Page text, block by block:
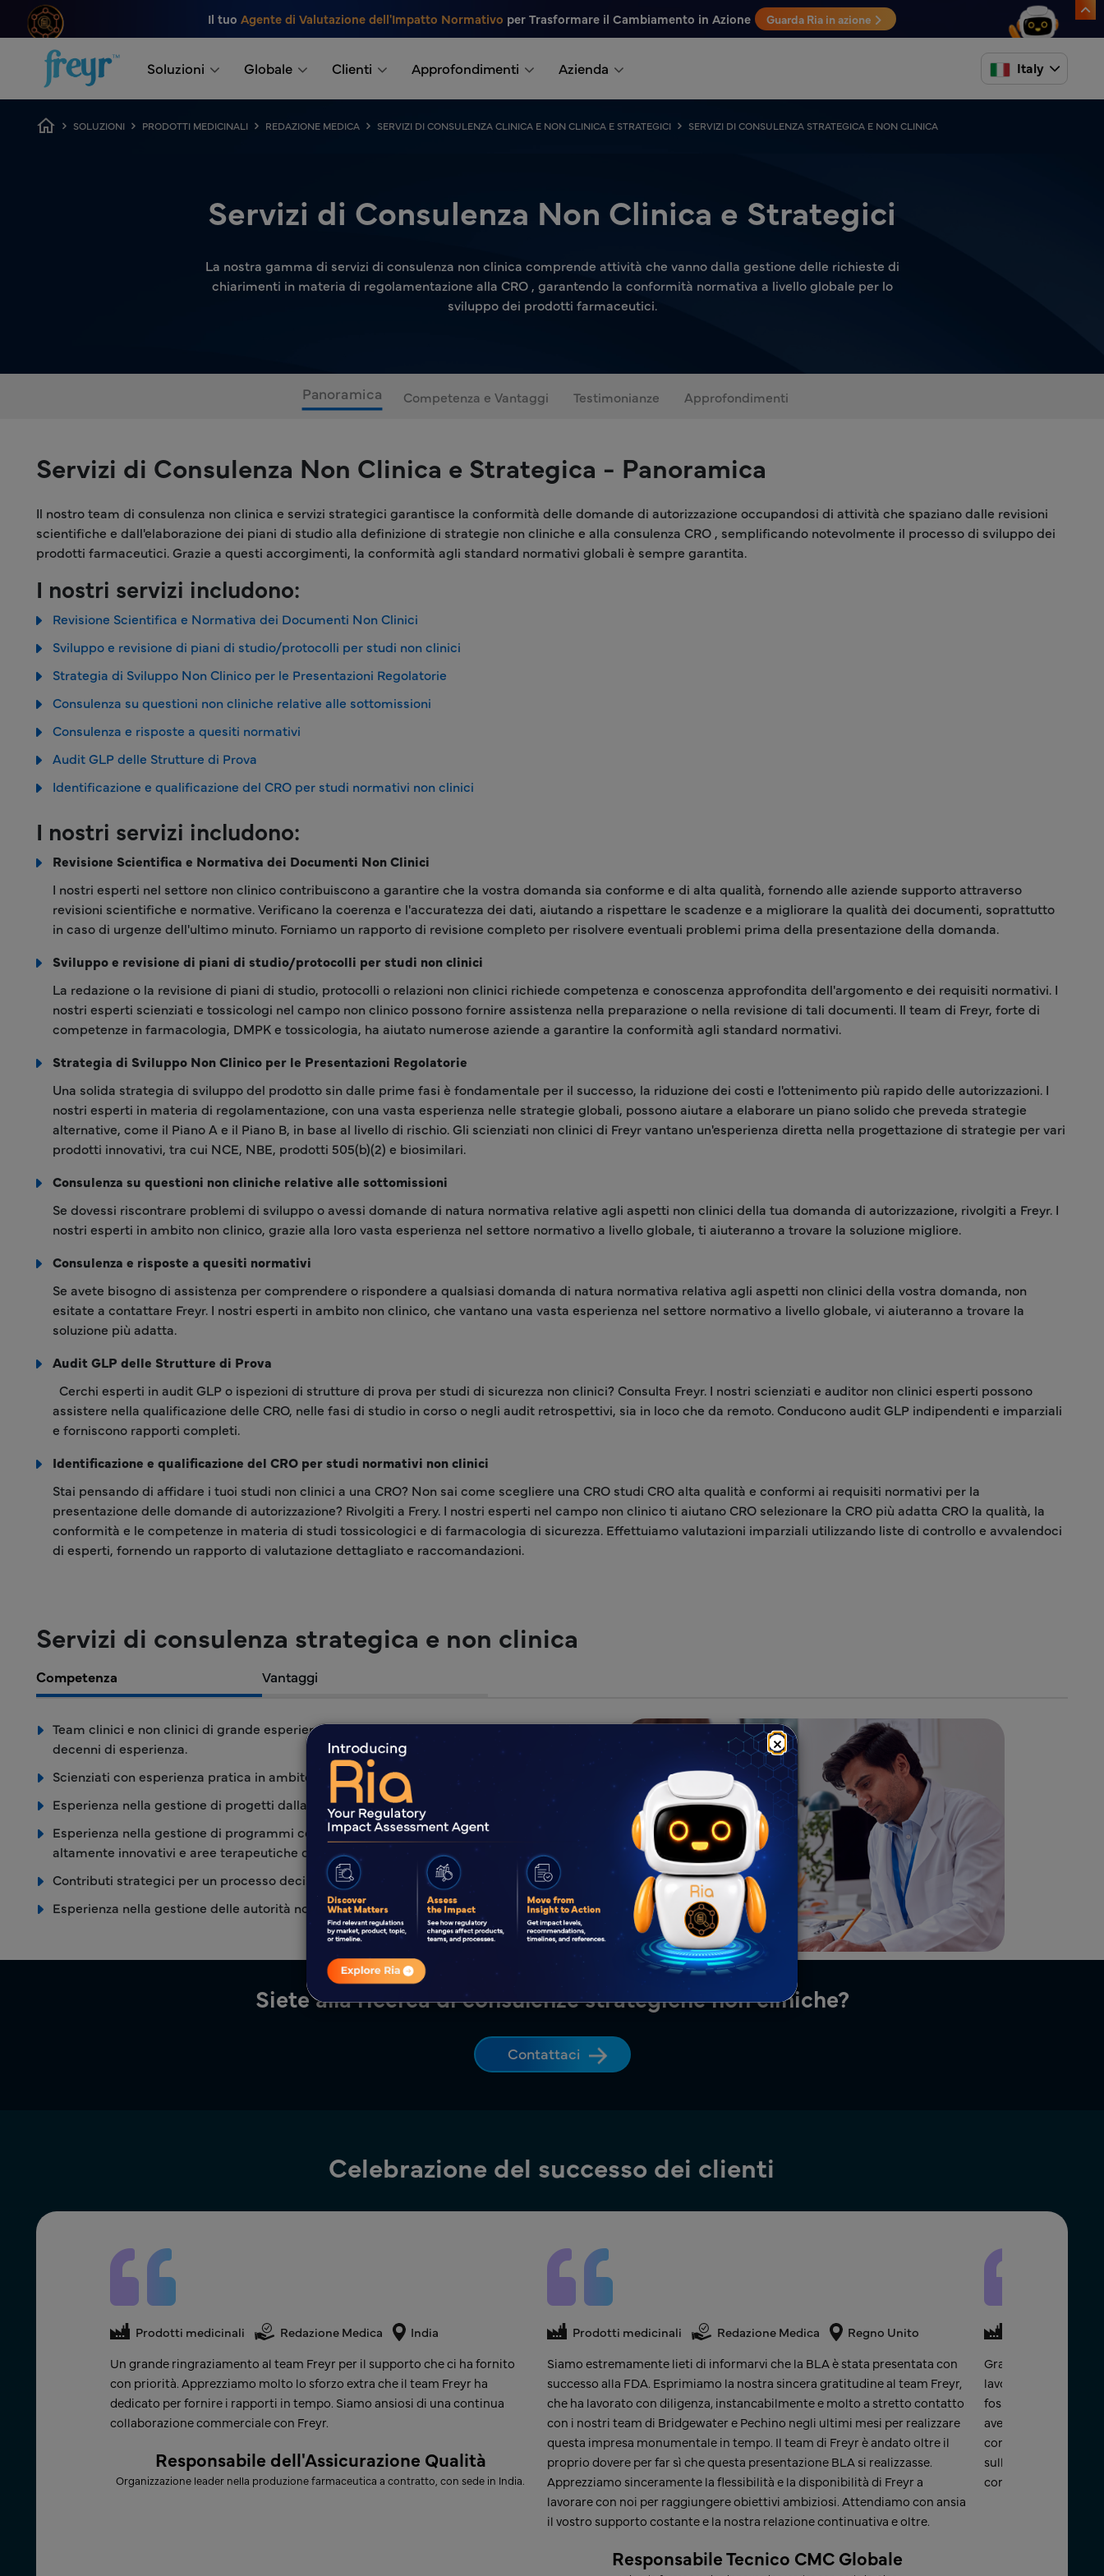
Salta al contenuto principale
×
Il tuo Agente di Valutazione dell'Impatto Normativo per Trasformare il Cambiamento in Azione Guarda Ria in azione
Soluzioni Globale Clienti Approfondimenti Azienda Italy
Breadcrumb
SOLUZIONI PRODOTTI MEDICINALI REDAZIONE MEDICA SERVIZI DI CONSULENZA CLINICA E NON CLINICA E STRATEGICI SERVIZI DI CONSULENZA STRATEGICA E NON CLINICA
Servizi di Consulenza Non Clinica e Strategici
La nostra gamma di servizi di consulenza non clinica comprende attività che vanno dalla gestione delle richieste di
chiarimenti in materia di regolamentazione alla CRO , garantendo la conformità normativa a livello globale per lo
sviluppo dei prodotti farmaceutici.
Panoramica Competenza e Vantaggi Testimonianze Approfondimenti
Servizi di Consulenza Non Clinica e Strategica - Panoramica
Il nostro team di consulenza non clinica e servizi strategici garantisce la conformità delle domande di autorizzazione occupandosi di attività che spaziano dalle revisioni
scientifiche e dall'elaborazione dei piani di studio alla definizione di strategie non cliniche e alla consulenza CRO , semplificando notevolmente il processo di sviluppo dei
prodotti farmaceutici. Grazie a questi accorgimenti, la conformità agli standard normativi globali è sempre garantita.
I nostri servizi includono:
Revisione Scientifica e Normativa dei Documenti Non Clinici
Sviluppo e revisione di piani di studio/protocolli per studi non clinici
Strategia di Sviluppo Non Clinico per le Presentazioni Regolatorie
Consulenza su questioni non cliniche relative alle sottomissioni
Consulenza e risposte a quesiti normativi
Audit GLP delle Strutture di Prova
Identificazione e qualificazione del CRO per studi normativi non clinici
I nostri servizi includono:
Revisione Scientifica e Normativa dei Documenti Non Clinici
I nostri esperti nel settore non clinico contribuiscono a garantire che la vostra domanda sia conforme e di alta qualità, fornendo alle aziende supporto attraverso
revisioni scientifiche e normative. Verificano la coerenza e l'accuratezza dei dati, aiutando a rispettare le scadenze e a migliorare la qualità dei documenti, soprattutto
in caso di urgenze dell'ultimo minuto. Forniamo un rapporto di revisione completo per risolvere eventuali problemi prima della presentazione della domanda.
Sviluppo e revisione di piani di studio/protocolli per studi non clinici
La redazione o la revisione di piani di studio, protocolli o relazioni non clinici richiede competenza e conoscenza approfondita dell'argomento e dei requisiti normativi. I
nostri esperti scienziati e tossicologi nel campo non clinico possono fornire assistenza nella preparazione o nella revisione di tali documenti. Il team di Freyr, forte di
competenze in farmacologia, DMPK e tossicologia, ha aiutato numerose aziende a garantire la conformità agli standard normativi.
Strategia di Sviluppo Non Clinico per le Presentazioni Regolatorie
Una solida strategia di sviluppo del prodotto sin dalle prime fasi è fondamentale per il successo, la riduzione dei costi e l'ottenimento più rapido delle autorizzazioni. I
nostri esperti in materia di regolamentazione, con una vasta esperienza nelle strategie globali, possono aiutare a elaborare un piano solido che preveda strategie
alternative, come il Piano A e il Piano B, in base al livello di rischio. Gli scienziati non clinici di Freyr vantano un'esperienza diretta nella progettazione di strategie per vari
prodotti innovativi, tra cui NCE, NBE, prodotti 505(b)(2) e biosimilari.
Consulenza su questioni non cliniche relative alle sottomissioni
Se dovessi riscontrare problemi di sviluppo o avessi domande di natura normativa relative agli aspetti non clinici della tua domanda di autorizzazione, rivolgiti a Freyr. I
nostri esperti in ambito non clinico, grazie alla loro vasta esperienza nel settore normativo a livello globale, ti aiuteranno a trovare la soluzione migliore.
Consulenza e risposte a quesiti normativi
Se avete bisogno di assistenza per comprendere o rispondere a qualsiasi domanda di natura normativa relativa agli aspetti non clinici della vostra domanda, non
esitate a contattare Freyr. I nostri esperti in ambito non clinico, che vantano una vasta esperienza nel settore normativo a livello globale, vi aiuteranno a trovare la
soluzione più adatta.
Audit GLP delle Strutture di Prova
Cerchi esperti in audit GLP o ispezioni di strutture di prova per studi di sicurezza non clinici? Consulta Freyr. I nostri scienziati e auditor non clinici esperti possono
assistere nella qualificazione delle CRO, nelle fasi di studio in corso o negli audit retrospettivi, sia in loco che da remoto. Conducono audit GLP indipendenti e imparziali
e forniscono rapporti completi.
Identificazione e qualificazione del CRO per studi normativi non clinici
Stai pensando di affidare i tuoi studi non clinici a una CRO? Non sai come scegliere una CRO studi CRO alta qualità e conformi ai requisiti normativi per la
presentazione delle domande di autorizzazione? Rivolgiti a Frery. I nostri esperti nel campo non clinico ti aiutano CRO selezionare la CRO più adatta CRO la qualità, la
conformità e le competenze in materia di studi tossicologici e di farmacologia di sicurezza. Effettuiamo valutazioni imparziali utilizzando liste di controllo e avvalendoci
di esperti, fornendo un rapporto di valutazione dettagliato e raccomandazioni.
Servizi di consulenza strategica e non clinica
Competenza Vantaggi
Team clinici e non clinici di grande esperienza guidati da leader del settore con
decenni di esperienza.
Scienziati con esperienza pratica in ambito clinico e non clinico.
Esperienza nella gestione di progetti dalla fase di scoperta a quella clinica.
Esperienza nella gestione di programmi complessi che coinvolgono prodotti
altamente innovativi e aree terapeutiche diversificate.
Contributi strategici per un processo decisionale appropriato.
Esperienza nella gestione delle autorità normative a livello globale.
Siete alla ricerca di consulenze strategiche non cliniche?
Contattaci
Celebrazione del successo dei clienti
Prodotti medicinali Redazione Medica
India
Un grande ringraziamento al team Freyr per il supporto che ci ha fornito
con priorità. Apprezziamo molto lo sforzo extra che il team Freyr ha
dedicato per fornire i rapporti in tempo. Siamo ansiosi di una continua
collaborazione commerciale con Freyr.​
Responsabile dell'Assicurazione Qualità​
Organizzazione leader nella produzione farmaceutica a contratto, con sede in India​.
Prodotti medicinali Redazione Medica
Regno Unito
Siamo estremamente lieti di informarvi che la BLA è stata presentata con
successo alla FDA. Esprimiamo la nostra sincera gratitudine al team Freyr,
che ha lavorato con diligenza, instancabilmente e molto a stretto contatto
con i nostri team di Bridgewater e Pechino negli ultimi mesi per realizzare
questa impresa monumentale in tempo. Il team di Freyr è andato oltre il
proprio dovere per far sì che questa presentazione BLA si realizzasse.
Apprezziamo sinceramente la flessibilità e la disponibilità di Freyr a
lavorare con noi per raggiungere obiettivi ambiziosi. Attendiamo con ansia
il vostro supporto costante e la nostra relazione continuativa e oltre. ​
Responsabile Tecnico CMC Globale​
Grazie, team Freyr.
lavoro. Avete
fossero rispettate in
avete svolto un
complesso.
sull'enorme carico
con voi, e auguro a